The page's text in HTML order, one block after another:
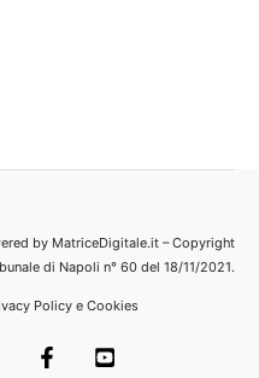
by MatriceDigitale.it – Copyright
di Napoli n° 60 del 18/11/2021.
Policy e Cookies